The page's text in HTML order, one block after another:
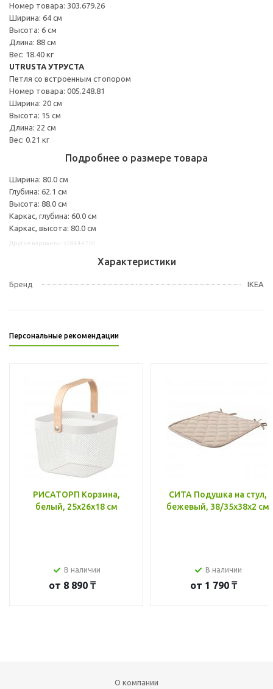
Номер товара: 303.679.26
Ширина: 64 см
Высота: 6 см
Длина: 88 см
Вес: 18.40 кг
UTRUSTA УТРУСТА
Петля со встроенным стопором
Номер товара: 005.248.81
Ширина: 20 см
Высота: 15 см
Длина: 22 см
Вес: 0.21 кг
Подробнее о размере товара
Ширина: 80.0 см
Глубина: 62.1 см
Высота: 88.0 см
Каркас, глубина: 60.0 см
Каркас, высота: 80.0 см
Характеристики
Бренд IKEA
Персональные рекомендации
РИСАТОРП Корзина,
белый, 25x26x18 см
В наличии
от 8 890 ₸
СИТА Подушка на стул,
бежевый, 38/35x38x2 см
В наличии
от 1 790 ₸
О компании